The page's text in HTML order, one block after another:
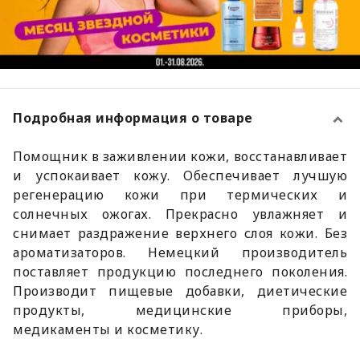
Подробная информация о товаре
Помощник в заживлении кожи, восстанавливает
и успокаивает кожу. Обеспечивает лучшую
регенерацию кожи при термических и
солнечных ожогах. Прекрасно увлажняет и
снимает раздражение верхнего слоя кожи. Без
ароматизаторов. Немецкий производитель
поставляет продукцию последнего поколения.
Производит пищевые добавки, диетические
продукты, медицинские приборы,
медикаменты и косметику.